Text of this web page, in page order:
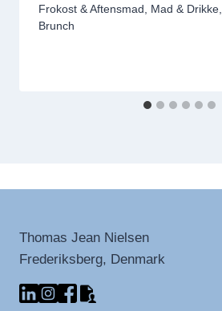
Frokost & Aftensmad , Mad & Drikke,
Brunch
Thomas Jean Nielsen
Frederiksberg, Denmark